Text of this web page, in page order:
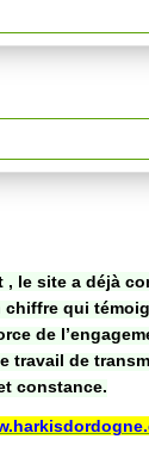
, le site a déjà
chiffre qui
de
travail de
constance.